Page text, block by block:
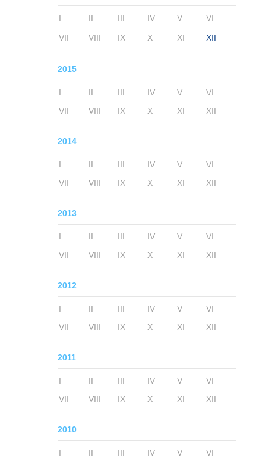
I II III IV V VI
VII VIII IX X XI XII
2015
I II III IV V
VI
VII
VIII IX X XI XII
2014
I II III IV V
VI
VII
VIII IX X XI XII
2013
I II III IV V
VI
VII
VIII IX X XI XII
2012
I II III IV V
VI
VII
VIII IX X XI XII
2011
I II III IV V
VI
VII
VIII IX X XI XII
2010
I II III IV V
VI